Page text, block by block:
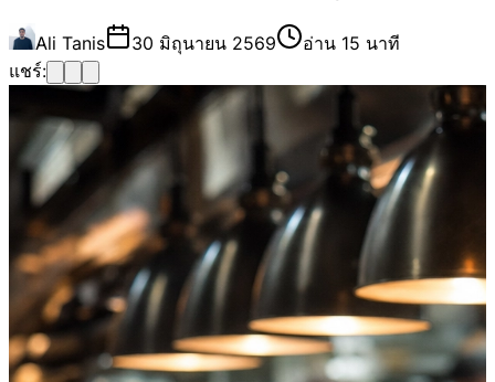
Ali Tanis 30 มิถุนายน 2569
อ่าน 15 นาที
แชร์: